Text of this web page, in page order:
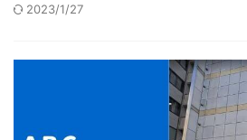
2023/1/27